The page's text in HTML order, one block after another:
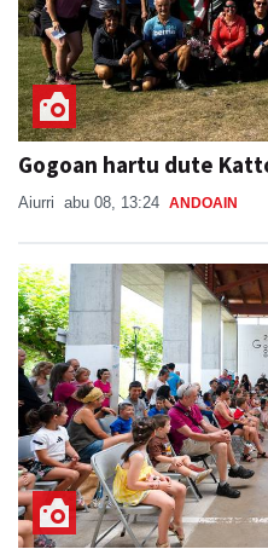
Gogoan hartu dute
Aiurri abu 08, 13:24 ANDOAIN